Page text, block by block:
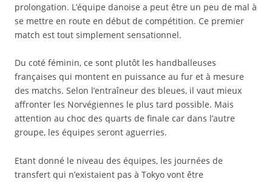
prolongation. L’équipe danoise a peut être un peu de mal à
se mettre en route en début de compétition. Ce premier
match est tout simplement sensationnel.
Du coté féminin, ce sont plutôt les handballeuses
françaises qui montent en puissance au fur et à mesure
des matchs. Selon l’entraîneur des bleues, il vaut mieux
affronter les Norvégiennes le plus tard possible. Mais
attention au choc des quarts de finale car dans l’autre
groupe, les équipes seront aguerries.
Etant donné le niveau des équipes, les journées de
transfert qui n’existaient pas à Tokyo vont être